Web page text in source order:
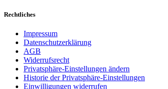
Rechtliches
Impressum
Datenschutzerklärung
AGB
Widerrufsrecht
Privatsphäre-Einstellungen ändern
Historie der Privatsphäre-Einstellungen
Einwilligungen widerrufen